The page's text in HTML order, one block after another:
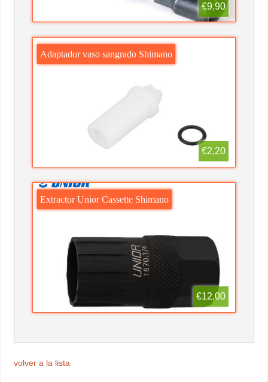
€9,90
Adaptador vaso sangrado Shimano
€2,20
Extractor Unior Cassette Shimano
€12,00
volver a la lista